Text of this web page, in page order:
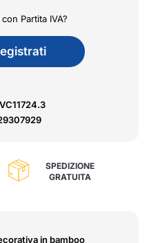
Partita IVA?
SPEDIZIONE
GRATUITA
in bamboo